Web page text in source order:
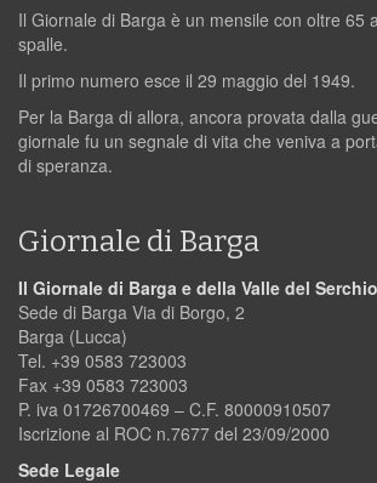
Il Giornale di Barga è un mensile con oltre 65
spalle.
Il primo numero esce il 29 maggio del 1949.
Per la Barga di allora, ancora provata dalla
giornale fu un segnale di vita che veniva a
di speranza.
Giornale di Barga
Il Giornale di Barga e della Valle del Serchio
Sede di Barga Via di Borgo, 2
Barga (Lucca)
Tel. +39 0583 723003
Fax +39 0583 723003
P. iva 01726700469 – C.F. 80000910507
Iscrizione al ROC n.7677 del 23/09/2000
Sede Legale